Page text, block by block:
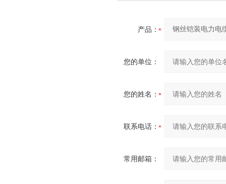
产品：
您的单位：
您的姓名：
联系电话：
常用邮箱：